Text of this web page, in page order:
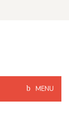
MENU